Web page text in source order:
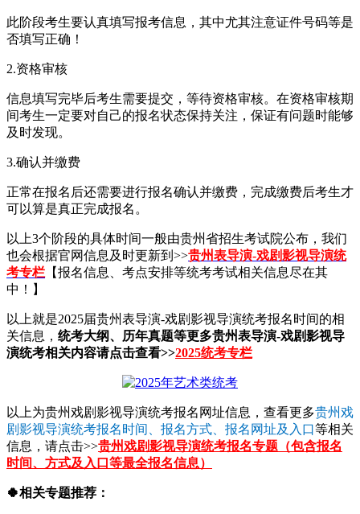
此阶段考生要认真填写报考信息，其中尤其注意证件号码等是
否填写正确！
2.资格审核
信息填写完毕后考生需要提交，等待资格审核。在资格审核期
间考生一定要对自己的报名状态保持关注，保证有问题时能够
及时发现。
3.确认并缴费
正常在报名后还需要进行报名确认并缴费，完成缴费后考生才
可以算是真正完成报名。
以上3个阶段的具体时间一般由贵州省招生考试院公布，我们
也会根据官网信息及时更新到>>贵州表导演-戏剧影视导演统
考专栏 【报名信息、考点安排等统考考试相关信息尽在其
中！】
以上就是2025届贵州表导演-戏剧影视导演统考报名时间的相
关信息， 统考大纲、历年真题等更多贵州表导演-戏剧影视导
演统考相关内容请点击查看>>2025统考专栏
以上为贵州戏剧影视导演统考报名网址信息，查看更多贵州戏
剧影视导演统考报名时间、报名方式、报名网址及入口等相关
信息，请点击>>贵州戏剧影视导演统考报名专题（包含报名
时间、方式及入口等最全报名信息）
🍀相关专题推荐：